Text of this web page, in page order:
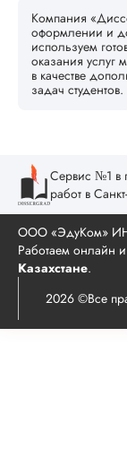
Компания
оформлении и
используем
оказания услуг
в качестве
задач студентов.
Сервис №1 в
работ в
ООО «ЭдуКом»
Работаем онлайн
Казахстане.
2026 ©Все